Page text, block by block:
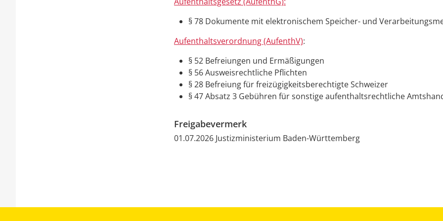
§ 78 Dokumente mit elektronischem Speicher- und
Aufenthaltsverordnung (AufenthV):
§ 52 Befreiungen und Ermäßigungen
§ 56 Ausweisrechtliche Pflichten
§ 28 Befreiung für freizügigkeitsberechtigte Schweizer
§ 47 Absatz 3 Gebühren für sonstige aufenthaltsrechtliche
Freigabevermerk
01.07.2026 Justizministerium Baden-Württemberg